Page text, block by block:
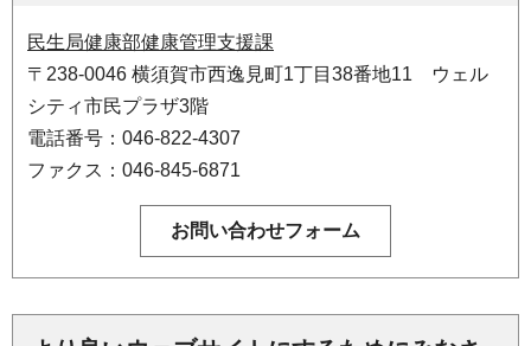
民生局健康部健康管理支援課
〒238-0046 横須賀市西逸見町1丁目38番地11 ウェル
シティ市民プラザ3階
電話番号：046-822-4307
ファクス：046-845-6871